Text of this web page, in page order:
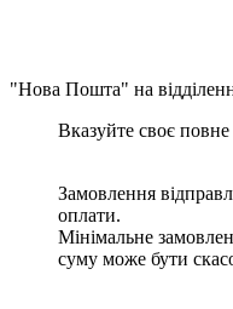
"Нова Пошта" на
Вказуйте своє
Замовлення
оплати.
Мінімальне
суму може бути